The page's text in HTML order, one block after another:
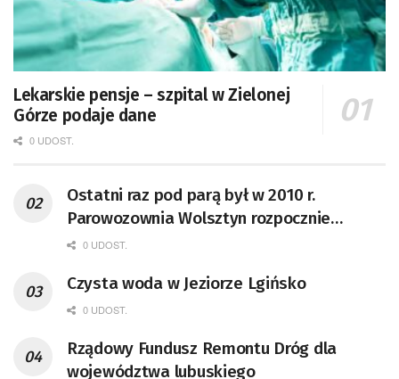
Lekarskie pensje – szpital w Zielonej
Górze podaje dane
0 UDOST.
Ostatni raz pod parą był w 2010 r.
Parowozownia Wolsztyn rozpocznie
remont unikatowego Tr5-65
0 UDOST.
Czysta woda w Jeziorze Lgińsko
0 UDOST.
Rządowy Fundusz Remontu Dróg dla
województwa lubuskiego